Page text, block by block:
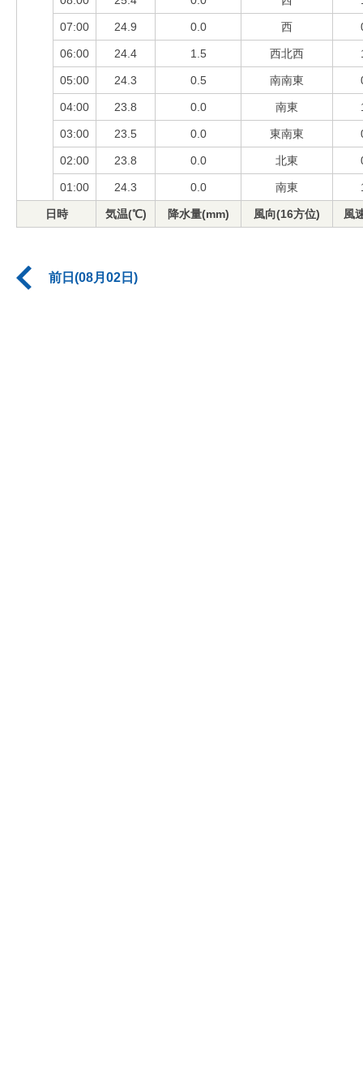
07:00 24.9 0.0 西
06:00 24.4 1.5 西北西
05:00 24.3 0.5 南南東
04:00 23.8 0.0 南東
03:00 23.5 0.0 東南東
02:00 23.8 0.0 北東
01:00 24.3 0.0 南東
日時 気温(℃) 降水量(mm) 風向(16方位) 風
前日(08月02日)